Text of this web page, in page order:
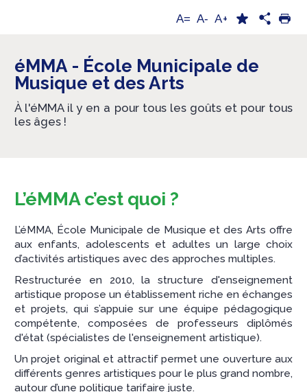
A= A- A+
éMMA - École Municipale de
Musique et des Arts
À l'éMMA il y en a pour tous les goûts et pour tous
les âges !
L’éMMA c’est quoi ?
L’éMMA, École Municipale de Musique et des Arts offre
aux enfants, adolescents et adultes un large choix
d’activités artistiques avec des approches multiples.
Restructurée en 2010, la structure d'enseignement
artistique propose un établissement riche en échanges
et projets, qui s’appuie sur une équipe pédagogique
compétente, composées de professeurs diplômés
d'état (spécialistes de l'enseignement artistique).
Un projet original et attractif permet une ouverture aux
différents genres artistiques pour le plus grand nombre,
autour d’une politique tarifaire juste.